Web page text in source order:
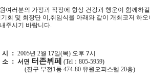
여러분의 가정과 직장에 항상 건강과 행운이 함께하
회 및 회장단 이,취임식을 아래와 같이 개최코저 하오
주시기 바랍니다.
： 2005년 2월 17일(목) 오후 7시
： 서면 터존뷔페
(Tel：805-5959)
부전1동 474-80 유원오피스텔 20층)